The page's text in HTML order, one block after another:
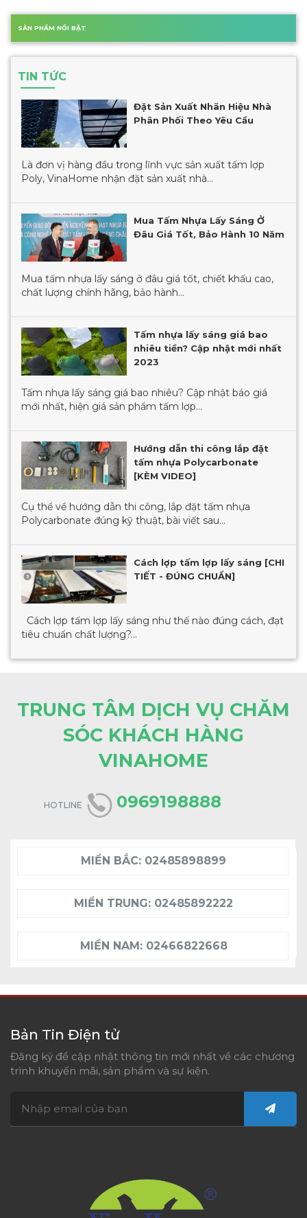
SẢN PHẨM NỔI BẬT
TIN TỨC
Đặt Sản Xuất Nhãn Hiệu Nhà
Phân Phối Theo Yêu Cầu
Là đơn vị hàng đầu trong lĩnh vực sản xuất tấm lợp
Poly, VinaHome nhận đặt sản xuất nhà...
Mua Tấm Nhựa Lấy Sáng Ở
Đâu Giá Tốt, Bảo Hành 10 Năm
Mua tấm nhựa lấy sáng ở đâu giá tốt, chiết khấu cao,
chất lượng chính hãng, bảo hành...
Tấm nhựa lấy sáng giá bao
nhiêu tiền? Cập nhật mới nhất
2023
Tấm nhựa lấy sáng giá bao nhiêu? Cập nhật báo giá
mới nhất, hiện giá sản phẩm tấm lợp...
Hướng dẫn thi công lắp đặt
tấm nhựa Polycarbonate
[KÈM VIDEO]
Cụ thể về hướng dẫn thi công, lắp đặt tấm nhựa
Polycarbonate đúng kỹ thuật, bài viết sau...
Cách lợp tấm lợp lấy sáng [CHI
TIẾT - ĐÚNG CHUẨN]
Cách lợp tấm lợp lấy sáng như thế nào đúng cách, đạt
tiêu chuẩn chất lượng?...
TRUNG TÂM DỊCH VỤ CHĂM
SÓC KHÁCH HÀNG
VINAHOME
HOTLINE 0969198888
MIỀN BẮC: 02485898899
MIỀN TRUNG: 02485892222
MIỀN NAM: 02466822668
Bản Tin Điện tử
Đăng ký để cập nhật thông tin mới nhất về các chương
trình khuyến mãi, sản phẩm và sự kiện.